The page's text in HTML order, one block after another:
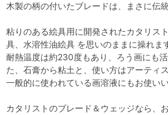
木製の柄の付いたブレードは、まさに伝
粘りのある絵具用に開発されたカタリス
具、水溶性油絵具 を思いのままに操れま
耐熱温度は約230度もあり、ろう画にも
た、石膏から粘土と、使い方はアーティス
一般的に使われている画溶液にもお使いい
カタリストのブレード＆ウェッジなら、